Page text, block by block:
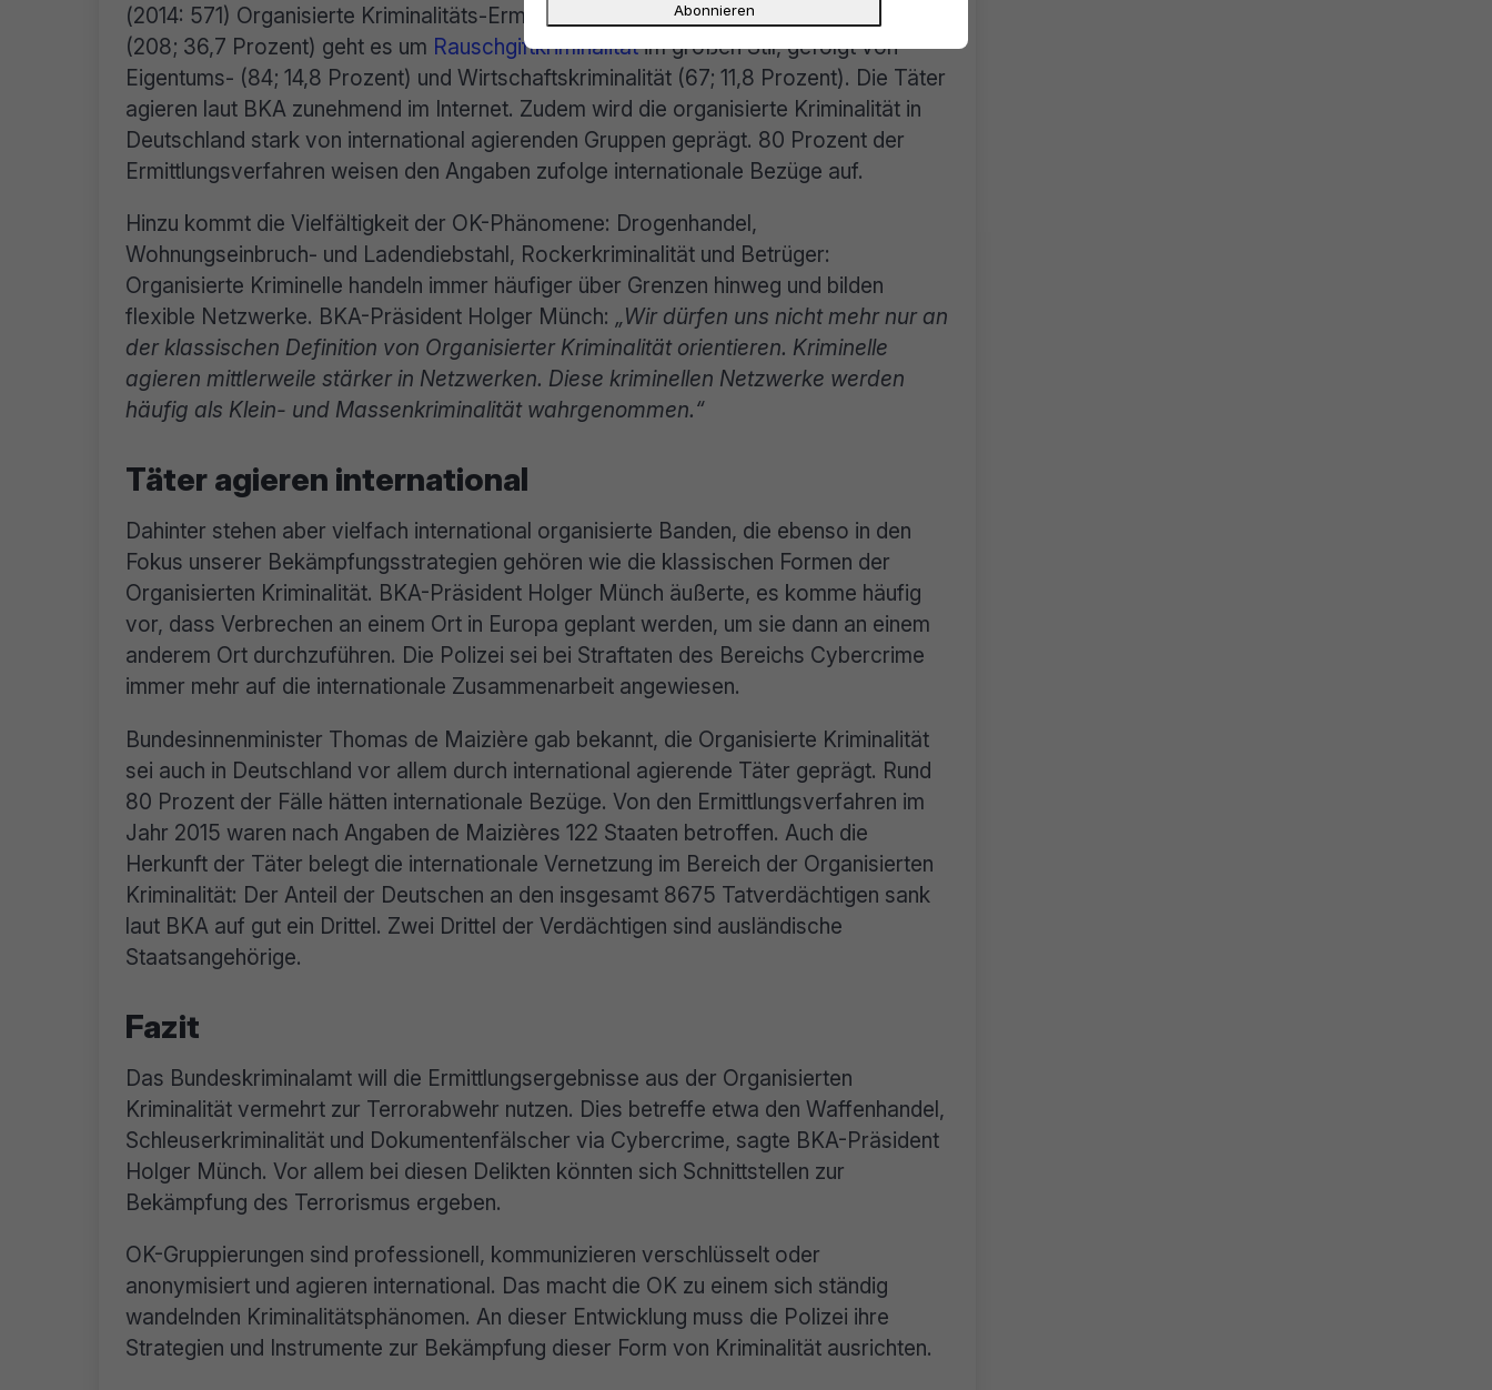
(2014: 571) Organisierte Kriminalitäts-Ermittlungsverfahren. In den meisten Verfahren
(208; 36,7 Prozent) geht es um Rauschgiftkriminalitätim großen Stil, gefolgt von
Eigentums- (84; 14,8 Prozent) und Wirtschaftskriminalität (67; 11,8 Prozent). Die Täter
agieren laut BKA zunehmend im Internet. Zudem wird die organisierte Kriminalität in
Deutschland stark von international agierenden Gruppen geprägt. 80 Prozent der
Ermittlungsverfahren weisen den Angaben zufolge internationale Bezüge auf.
Hinzu kommt die Vielfältigkeit der OK-Phänomene: Drogenhandel,
Wohnungseinbruch- und Ladendiebstahl, Rockerkriminalität und Betrüger:
Organisierte Kriminelle handeln immer häufiger über Grenzen hinweg und bilden
flexible Netzwerke. BKA-Präsident Holger Münch: „Wir dürfen uns nicht mehr nur an
der klassischen Definition von Organisierter Kriminalität orientieren. Kriminelle
agieren mittlerweile stärker in Netzwerken. Diese kriminellen Netzwerke werden
häufig als Klein- und Massenkriminalität wahrgenommen.“
Täter agieren international
Dahinter stehen aber vielfach international organisierte Banden, die ebenso in den
Fokus unserer Bekämpfungsstrategien gehören wie die klassischen Formen der
Organisierten Kriminalität. BKA-Präsident Holger Münch äußerte, es komme häufig
vor, dass Verbrechen an einem Ort in Europa geplant werden, um sie dann an einem
anderem Ort durchzuführen. Die Polizei sei bei Straftaten des Bereichs Cybercrime
immer mehr auf die internationale Zusammenarbeit angewiesen.
Bundesinnenminister Thomas de Maizière gab bekannt, die Organisierte Kriminalität
sei auch in Deutschland vor allem durch international agierende Täter geprägt. Rund
80 Prozent der Fälle hätten internationale Bezüge. Von den Ermittlungsverfahren im
Jahr 2015 waren nach Angaben de Maizières 122 Staaten betroffen. Auch die
Herkunft der Täter belegt die internationale Vernetzung im Bereich der Organisierten
Kriminalität: Der Anteil der Deutschen an den insgesamt 8675 Tatverdächtigen sank
laut BKA auf gut ein Drittel. Zwei Drittel der Verdächtigen sind ausländische
Staatsangehörige.
Fazit
Das Bundeskriminalamt will die Ermittlungsergebnisse aus der Organisierten
Kriminalität vermehrt zur Terrorabwehr nutzen. Dies betreffe etwa den Waffenhandel,
Schleuserkriminalität und Dokumentenfälscher via Cybercrime, sagte BKA-Präsident
Holger Münch. Vor allem bei diesen Delikten könnten sich Schnittstellen zur
Bekämpfung des Terrorismus ergeben.
OK-Gruppierungen sind professionell, kommunizieren verschlüsselt oder
anonymisiert und agieren international. Das macht die OK zu einem sich ständig
wandelnden Kriminalitätsphänomen. An dieser Entwicklung muss die Polizei ihre
Strategien und Instrumente zur Bekämpfung dieser Form von Kriminalität ausrichten.